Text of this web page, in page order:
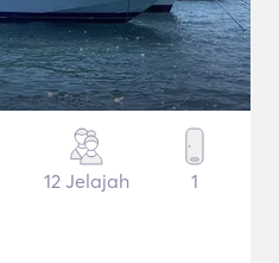
12 Jelajah 1